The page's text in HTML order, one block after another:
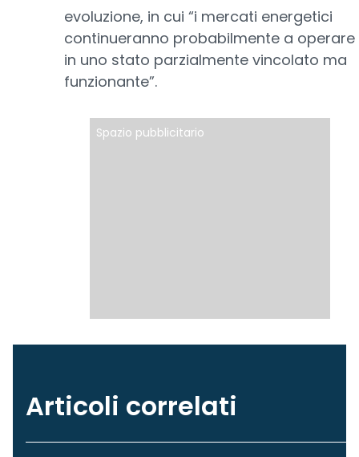
evoluzione, in cui “i mercati energetici
continueranno probabilmente a operare
in uno stato parzialmente vincolato ma
funzionante”.
Spazio pubblicitario
Articoli correlati